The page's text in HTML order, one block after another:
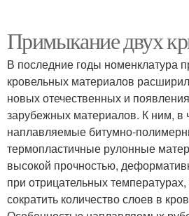
Примыкание двух
В последние годы номенклатура
кровельных материалов
новых отечественных и
зарубежных материалов. К ним, в
наплавляемые битумно-
термопластичные рулонные
высокой прочностью,
при отрицательных температурах,
сократить количество слоев в